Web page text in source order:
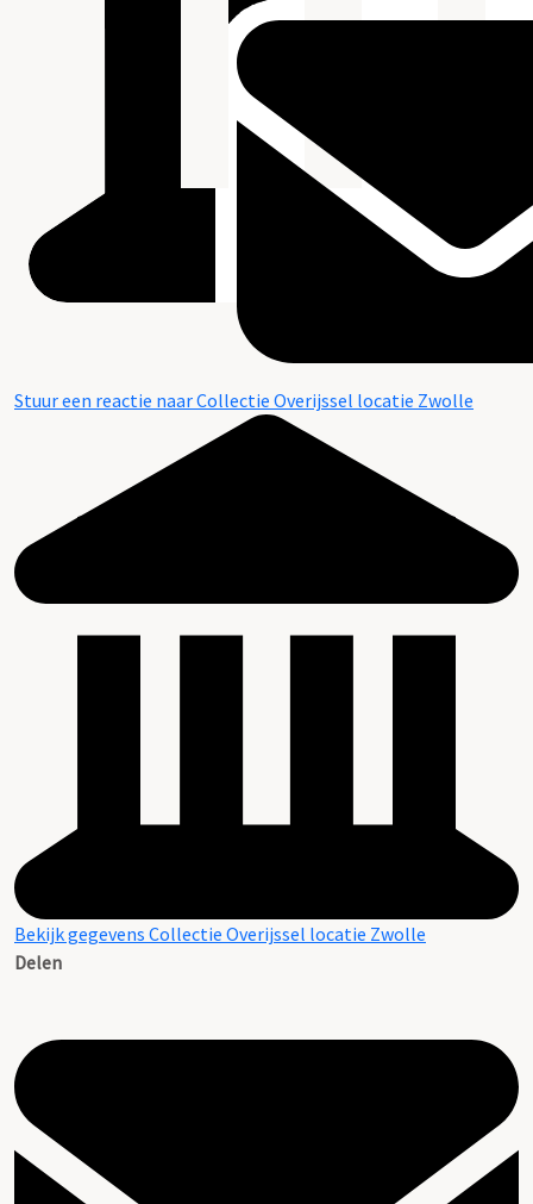
Stuur een reactie naar Collectie Overijssel locatie Zwolle
Bekijk gegevens Collectie Overijssel locatie Zwolle
Delen